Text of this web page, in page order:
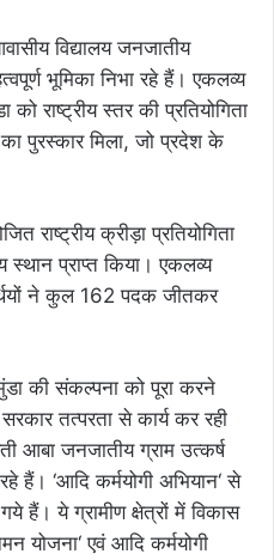
विद्यालय जनजातीय
भूमिका निभा रहे हैं। एकलव्य
राष्ट्रीय स्तर की प्रतियोगिता
पुरस्कार मिला, जो प्रदेश के
क्रीड़ा प्रतियोगिता
स्थान प्राप्त किया। एकलव्य
ने कुल 162 पदक जीतकर
की संकल्पना को पूरा करने
तत्परता से कार्य कर रही
आबा जनजातीय ग्राम उत्कर्ष
हैं। ‘आदि कर्मयोगी अभियान‘ से
हैं। ये ग्रामीण क्षेत्रों में विकास
योजना‘ एवं आदि कर्मयोगी